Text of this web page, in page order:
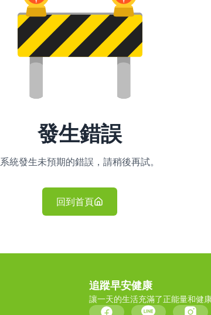
發生錯誤
系統發生未預期的錯誤，請稍後再試。
回到首頁
追蹤早安健康
讓一天的生活充滿了正能量和健